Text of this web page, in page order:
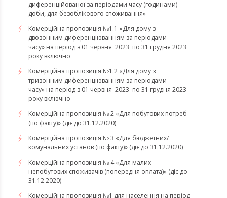
диференційованої за періодами часу (годинами)
доби, для безоблікового споживання»
Комерційна пропозиція №1.1 «Для дому з
двозонним диференціюванням за періодами
часу» на період з 01 червня 2023 по 31 грудня 2023
року включно
Комерційна пропозиція №1.2 «Для дому з
тризонним диференціюванням за періодами
часу» на період з 01 червня 2023 по 31 грудня 2023
року включно
Комерційна пропозиція № 2 «Для побутових потреб
(по факту)» (діє до 31.12.2020)
Комерційна пропозиція № 3 «Для бюджетних/
комунальних установ (по факту)» (діє до 31.12.2020)
Комерційна пропозиція № 4 «Для малих
непобутових споживачів (попередня оплата)» (діє до
31.12.2020)
Комерційна пропозиція №1 для населення на період